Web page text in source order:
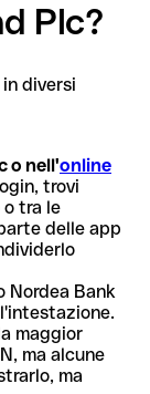
Plc?
diversi
o nell'online
trovi
o tra le
delle app
Nordea Bank
maggior
ma alcune
ma